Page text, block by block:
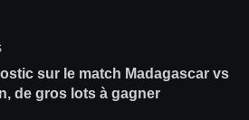
sur le match Madagascar vs
de gros lots à gagner